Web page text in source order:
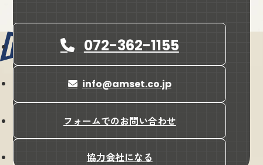
072-362-1155
info@amset.co.jp
フォームでのお問い合わせ
協力会社になる
会社名
所在地
大阪府堺市美原区木材通4-17-7